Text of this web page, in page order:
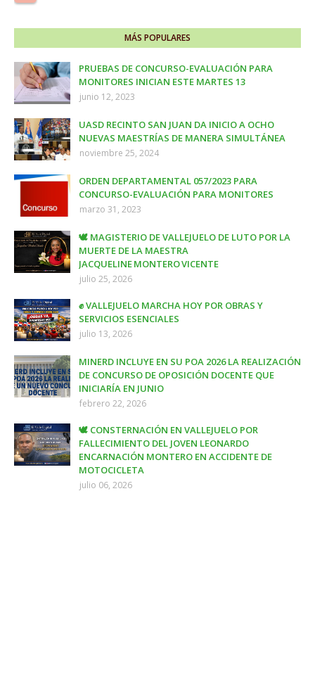
MÁS POPULARES
PRUEBAS DE CONCURSO-EVALUACIÓN PARA
MONITORES INICIAN ESTE MARTES 13
junio 12, 2023
UASD RECINTO SAN JUAN DA INICIO A OCHO
NUEVAS MAESTRÍAS DE MANERA SIMULTÁNEA
noviembre 25, 2024
ORDEN DEPARTAMENTAL 057/2023 PARA
CONCURSO-EVALUACIÓN PARA MONITORES
marzo 31, 2023
🕊️ MAGISTERIO DE VALLEJUELO DE LUTO POR LA
MUERTE DE LA MAESTRA
JACQUELINE MONTERO VICENTE
julio 25, 2026
✊ VALLEJUELO MARCHA HOY POR OBRAS Y
SERVICIOS ESENCIALES
julio 13, 2026
MINERD INCLUYE EN SU POA 2026 LA REALIZACIÓN
DE CONCURSO DE OPOSICIÓN DOCENTE QUE
INICIARÍA EN JUNIO
febrero 22, 2026
🕊️ CONSTERNACIÓN EN VALLEJUELO POR
FALLECIMIENTO DEL JOVEN LEONARDO
ENCARNACIÓN MONTERO EN ACCIDENTE DE
MOTOCICLETA
julio 06, 2026